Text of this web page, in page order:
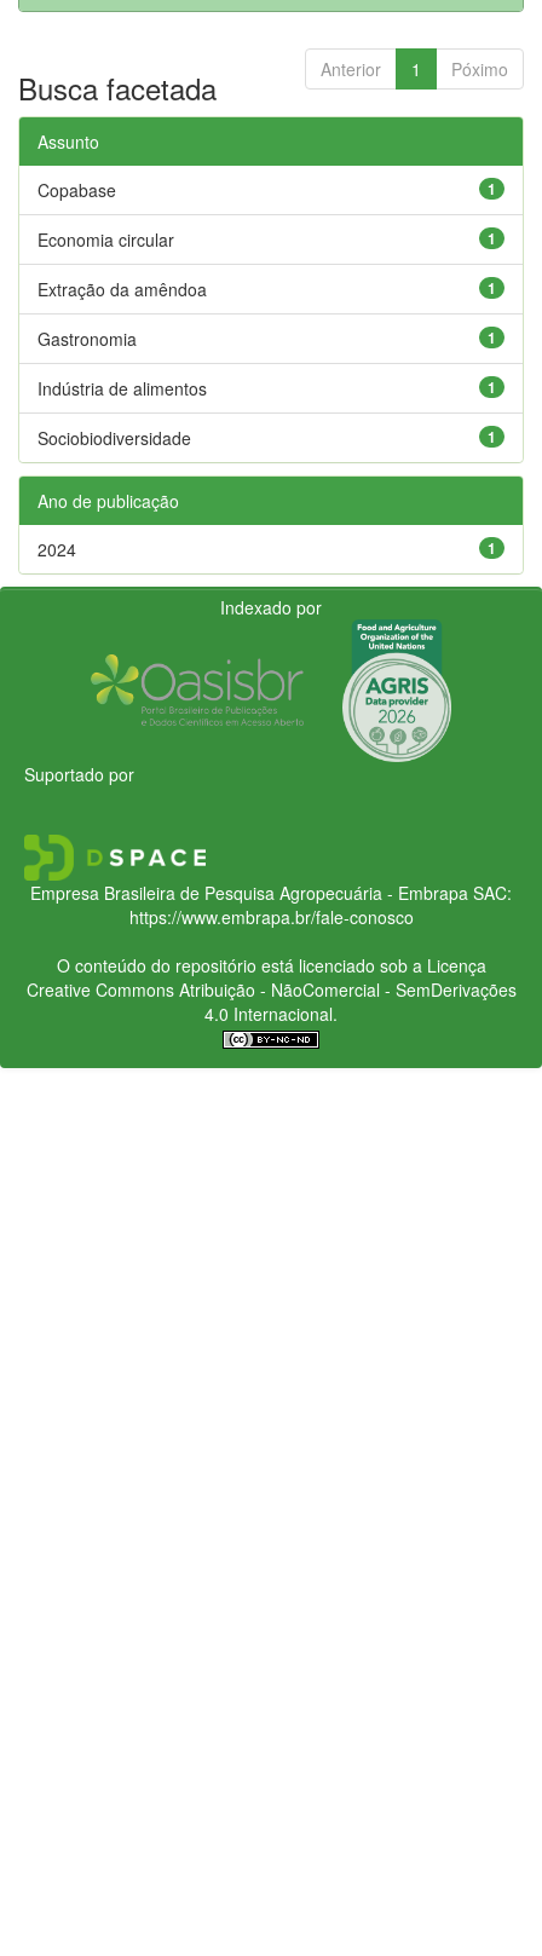
Anterior 1 Póximo
Busca facetada
Assunto
1
Copabase
1
Economia circular
1
Extração da amêndoa
1
Gastronomia
1
Indústria de alimentos
1
Sociobiodiversidade
Ano de publicação
1
2024
Indexado por
Suportado por
Empresa Brasileira de Pesquisa Agropecuária - Embrapa SAC:
https://www.embrapa.br/fale-conosco
O conteúdo do repositório está licenciado sob a Licença
Creative CommonsAtribuição - NãoComercial - SemDerivações
4.0 Internacional.